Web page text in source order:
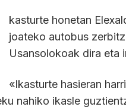
kasturte honetan
joateko autobus
Usansolokoak dira eta
«Ikasturte hasieran
nahiko ikasle